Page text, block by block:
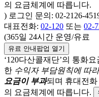
의 요금체계에 따릅니다.
) 로그인 문의: 02-2126-
대표전화: 02-120 또는 02-
(365일 24시간 운영/유료
유료 안내팝업 열기
‘120다산콜재단’의 통화
한 수익자 부담원칙에 따
요금이 부과되며 휴대전
의 요금체계에 따릅니다.